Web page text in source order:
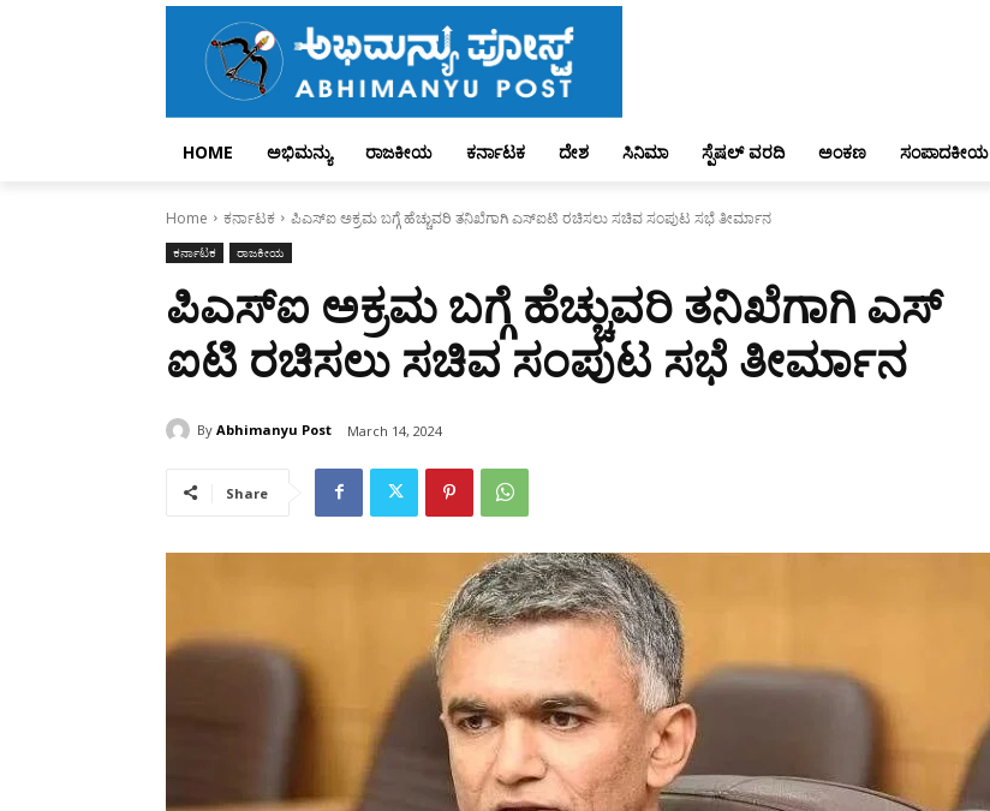
HOME ಅಭಿಮನ್ಯು ರಾಜಕೀಯ ಕರ್ನಾಟಕ ದೇಶ ಸಿನಿಮಾ ಸ್ಪೆಷಲ್ ವರದಿ ಅಂಕಣ ಸಂಪಾದಕೀಯ
Home ಕರ್ನಾಟಕ ಪಿಎಸ್‌ಐ ಅಕ್ರಮ ಬಗ್ಗೆ ಹೆಚ್ಚುವರಿ ತನಿಖೆಗಾಗಿ ಎಸ್​ಐಟಿ‌ ರಚಿಸಲು ಸಚಿವ ಸಂಪುಟ ಸಭೆ ತೀರ್ಮಾನ
ಕರ್ನಾಟಕ ರಾಜಕೀಯ
ಪಿಎಸ್‌ಐ ಅಕ್ರಮ ಬಗ್ಗೆ ಹೆಚ್ಚುವರಿ ತನಿಖೆಗಾಗಿ ಎಸ್​
ಐಟಿ‌ ರಚಿಸಲು ಸಚಿವ ಸಂಪುಟ ಸಭೆ ತೀರ್ಮಾನ
By Abhimanyu Post March 14, 2024
Share